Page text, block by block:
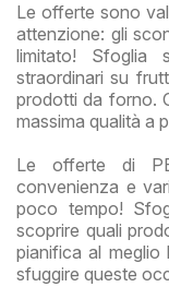
Le offerte sono
attenzione: gli
limitato! Sfoglia
straordinari su
prodotti da forno.
massima qualità a
Le offerte di
convenienza e
poco tempo!
scoprire quali
pianifica al meglio
sfuggire queste